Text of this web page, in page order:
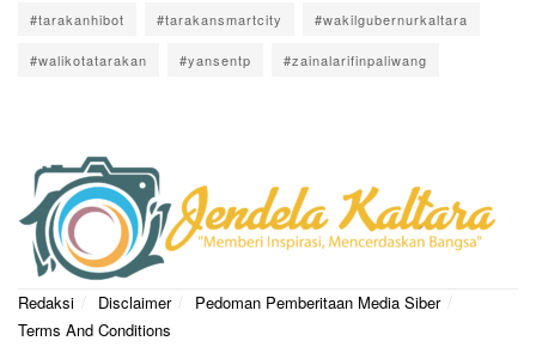
#tarakanhibot #tarakansmartcity #wakilgubernurkaltara
#walikotatarakan #yansentp #zainalarifinpaliwang
Redaksi Disclaimer
Pedoman Pemberitaan Media Siber
Terms And Conditions